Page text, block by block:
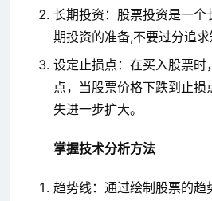
长期投资：股票投资是一个
期投资的准备,不要过分追求
设定止损点：在买入股票时
点，当股票价格下跌到止损
失进一步扩大。
掌握技术分析方法
趋势线：通过绘制股票的趋